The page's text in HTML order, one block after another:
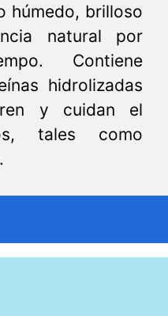
húmedo, brilloso
natural por
Contiene
hidrolizadas
y cuidan el
tales como